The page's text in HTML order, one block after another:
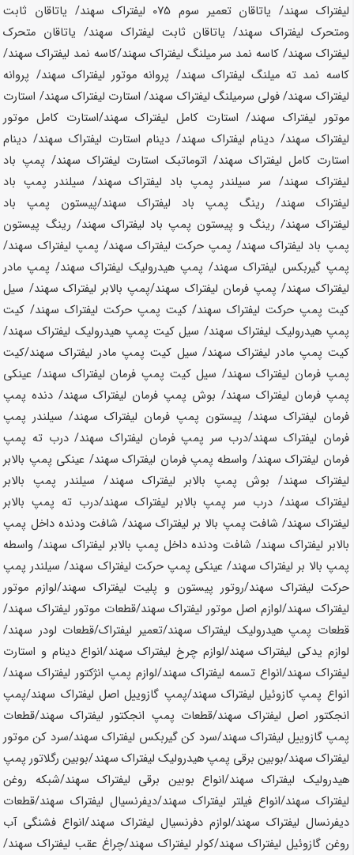
لیفتراک سهند/ یاتاقان تعمیر سوم 075 لیفتراک سهند/ یاتاقان ثابت
ومتحرک لیفتراک سهند/ یاتاقان ثابت لیفتراک سهند/ یاتاقان متحرک
لیفتراک سهند/ کاسه نمد سر میلنگ لیفتراک سهند/کاسه نمد لیفتراکسهند/
کاسه نمد ته میلنگ لیفتراک سهند/ پروانه موتور لیفتراک سهند/ پروانه
لیفتراک سهند/ فولی سرمیلنگ لیفتراک سهند/ استارت لیفتراک سهند/ استارت
موتور لیفتراک سهند/ استارت کامل لیفتراکسهند/استارت کامل موتور
لیفتراک سهند/ دینام لیفتراک سهند/ دینام استارت لیفتراک سهند/ دینام
استارت کامل لیفتراک سهند/ اتوماتبک استارت لیفتراکسهند/ پمپ باد
لیفتراک سهند/ سر سیلندر پمپ باد لیفتراکسهند/ سیلندر پمپ باد
لیفتراک سهند/ رینگ پمپ باد لیفتراکسهند/پیستون پمپ باد
لیفتراک سهند/ رینگ و پیستون پمپ باد لیفتراک سهند/ رینگ پیستون
پمپ باد لیفتراکسهند/ پمپ حرکت لیفتراک سهند/ پمپ لیفتراک سهند/
پمپ گیربکس لیفتراک سهند/ پمپ هیدرولیک لیفتراکسهند/ پمپ مادر
لیفتراک سهند/ پمپ فرمان لیفتراک سهند/پمپ بالابر لیفتراک سهند/ سیل
کیت پمپ حرکت لیفتراکسهند/ کیت پمپ حرکت لیفتراکسهند/ کیت
پمپ هیدرولیک لیفتراک سهند/ سیل کیت پمپ هیدرولیک لیفتراکسهند/
کیت پمپ مادر لیفتراکسهند/ سیل کیت پمپ مادر لیفتراکسهند/کیت
پمپ فرمان لیفتراکسهند/ سیل کیت پمپ فرمان لیفتراک سهند/ عینکی
پمپ فرمان لیفتراک سهند/ بوش پمپ فرمان لیفتراکسهند/ دنده پمپ
فرمان لیفتراک سهند/ پیستون پمپ فرمان لیفتراکسهند/ سیلندر پمپ
فرمان لیفتراک سهند/درب سر پمپ فرمان لیفتراک سهند/ درب ته پمپ
فرمان لیفتراکسهند/ واسطه پمپ فرمان لیفتراکسهند/ عینکی پمپ بالابر
لیفتراک سهند/ بوش پمپ بالابر لیفتراک سهند/ سیلندر پمپ بالابر
لیفتراک سهند/ درب سر پمپ بالابر لیفتراک سهند/درب ته پمپ بالابر
لیفتراک سهند/ شافت پمپ بالا بر لیفتراک سهند/ شافت ودنده داخل پمپ
بالابر لیفتراک سهند/ شافت ودنده داخل پمپ بالابر لیفتراکسهند/ واسطه
پمپ بالا بر لیفتراک سهند/ عینکی پمپ حرکت لیفتراک سهند/ سیلندر پمپ
حرکت لیفتراک سهند/روتور پیستون و پلیت لیفتراکسهند/لوازم موتور
لیفتراک سهند/لوازم اصل موتور لیفتراکسهند/قطعات موتور لیفتراک سهند/
قطعات پمپ هیدرولیک لیفتراکسهند/تعمیر لیفتراک/قطعات لودر سهند/
لوازم یدکی لیفتراکسهند/لوازم چرخ لیفتراکسهند/انواع دینام و استارت
لیفتراک سهند/انواع تسمه لیفتراک سهند/لوازم پمپ انژکتور لیفتراکسهند/
انواع پمپ کازوئیل لیفتراک سهند/پمپ گازوییل اصل لیفتراک سهند/پمپ
انجکتور اصل لیفتراک سهند/قطعات پمپ انجکتور لیفتراکسهند/قطعات
پمپ گازوییل لیفتراک سهند/سرد کن گیربکس لیفتراک سهند/سرد کن موتور
لیفتراک سهند/بوبین برقی پمپ هیدرولیک لیفتراک سهند/بوبین رگلاتور پمپ
هیدرولیک لیفتراکسهند/انواع بوبین برقی لیفتراکسهند/شبکه روغن
لیفتراک سهند/انواع فیلتر لیفتراکسهند/دیفرنسیال لیفتراکسهند/قطعات
دیفرنسال لیفتراک سهند/لوازم دفرنسیال لیفتراک سهند/انواع فشنگی آب
روغن گازوئیل لیفتراک سهند/کولر لیفتراکسهند/چراغ عقب لیفتراکسهند/